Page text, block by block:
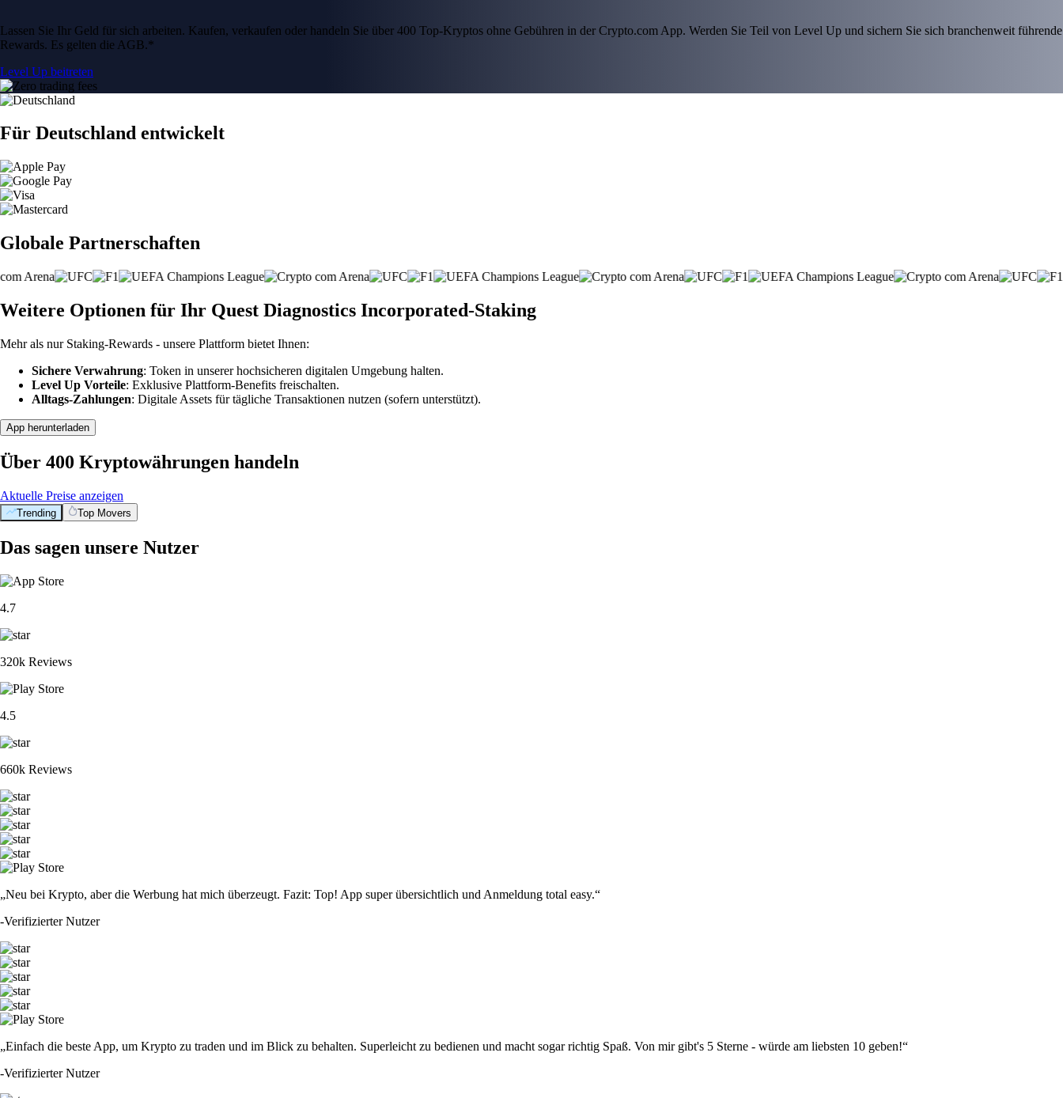
Lassen Sie Ihr Geld für sich arbeiten. Kaufen, verkaufen oder handeln Sie über 400 Top-Kryptos ohne Gebühren in der Crypto.com App. Werden Sie Teil von Level Up und sichern Sie sich branchenweit führende
Rewards. Es gelten die AGB.*
Level Up beitreten
Für Deutschland entwickelt
Globale Partnerschaften
Weitere Optionen für Ihr Quest Diagnostics Incorporated-Staking
Mehr als nur Staking-Rewards - unsere Plattform bietet Ihnen:
Sichere Verwahrung: Token in unserer hochsicheren digitalen Umgebung halten.
Level Up Vorteile: Exklusive Plattform-Benefits freischalten.
Alltags-Zahlungen: Digitale Assets für tägliche Transaktionen nutzen (sofern unterstützt).
App herunterladen
Über 400 Kryptowährungen handeln
Aktuelle Preise anzeigen
Trending Top Movers
Das sagen unsere Nutzer
4.7
320k Reviews
4.5
660k Reviews
„Neu bei Krypto, aber die Werbung hat mich überzeugt. Fazit: Top! App super übersichtlich und Anmeldung total easy.“
-Verifizierter Nutzer
„Einfach die beste App, um Krypto zu traden und im Blick zu behalten. Superleicht zu bedienen und macht sogar richtig Spaß. Von mir gibt's 5 Sterne - würde am liebsten 10 geben!“
-Verifizierter Nutzer